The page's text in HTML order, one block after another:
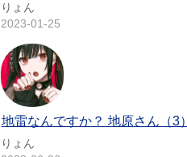
りょん
2023-01-25
地雷なんですか？ 地原さん（3）
りょん